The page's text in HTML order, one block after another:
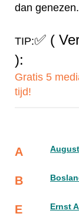
dan genezen.
TIP:✅ (
):
Gratis 5
tijd!
A
B
E Ernst